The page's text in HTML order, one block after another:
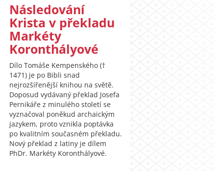
Následování
Krista v překladu
Markéty
Koronthályové
Dílo Tomáše Kempenského (†
1471) je po Bibli snad
nejrozšířenější knihou na světě.
Doposud vydávaný překlad Josefa
Pernikáře z minulého století se
vyznačoval poněkud archaickým
jazykem, proto vznikla poptávka
po kvalitním současném překladu.
Nový překlad z latiny je dílem
PhDr. Markéty Koronthályové.